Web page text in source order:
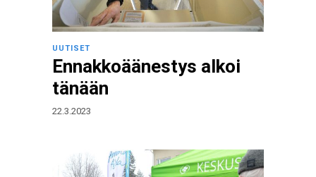
UUTISET
Ennakkoäänestys alkoi
tänään
22.3.2023